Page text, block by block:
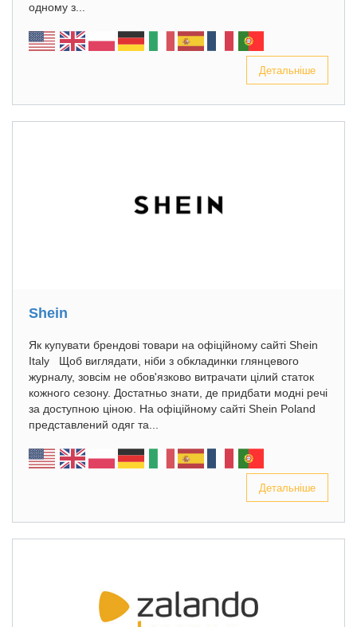
одному з...
Детальніше
Shein
Як купувати брендові товари на офіційному сайті Shein
Italy Щоб виглядати, ніби з обкладинки глянцевого
журналу, зовсім не обов'язково витрачати цілий статок
кожного сезону. Достатньо знати, де придбати модні речі
за доступною ціною. На офіційному сайті Shein Poland
представлений одяг та...
Детальніше